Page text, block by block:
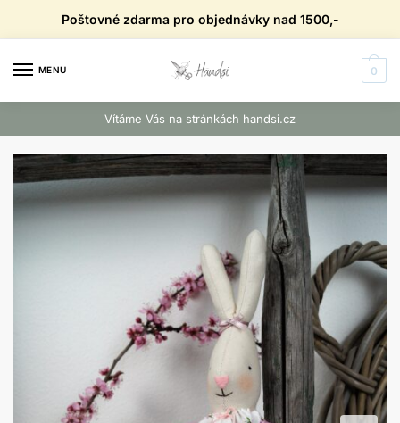
Poštovné zdarma pro objednávky nad 1500,-
MENU 0
Vítáme Vás na stránkách handsi.cz